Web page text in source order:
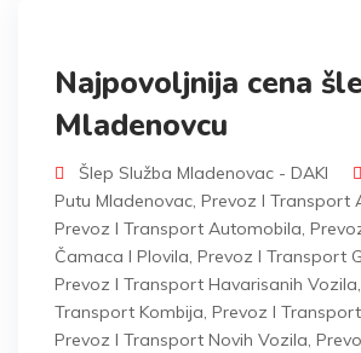
Najpovoljnija cena
Mladenovcu
Šlep Služba Mladenovac - DAKI
Putu Mladenovac, Prevoz I Transport
Prevoz I Transport Automobila,
Čamaca I Plovila, Prevoz I Transport
Prevoz I Transport Havarisanih Vozila,
Transport Kombija, Prevoz I
Prevoz I Transport Novih Vozila,